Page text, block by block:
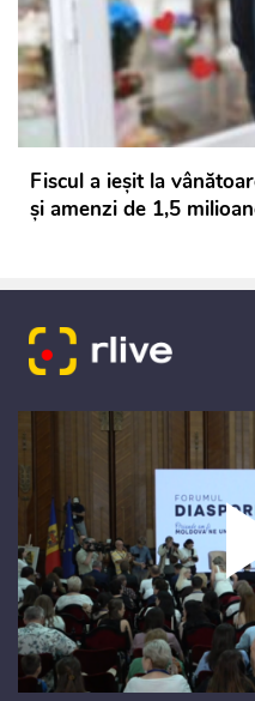
Fiscul a ieșit la
și amenzi de 1,5